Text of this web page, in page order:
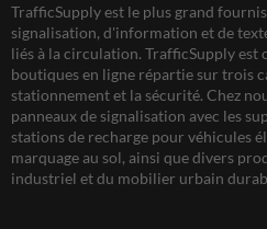
TrafficSupply est le plus grand
signalisation, d'information et de
liés à la circulation. TrafficSupply est
boutiques en ligne répartie sur trois
stationnement et la sécurité. Chez
panneaux de signalisation avec les
stations de recharge pour véhicules
marquage au sol, ainsi que divers
industriel et du mobilier urbain